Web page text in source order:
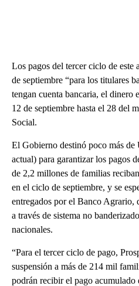
Los pagos del tercer ciclo de este
de septiembre “para los titulares
tengan cuenta bancaria, el dinero
12 de septiembre hasta el 28 del
Social.
El Gobierno destinó poco más
actual) para garantizar los pagos
de 2,2 millones de familias
en el ciclo de septiembre, y se
entregados por el Banco Agrario,
a través de sistema no
nacionales.
“Para el tercer ciclo de pago,
suspensión a más de 214 mil
podrán recibir el pago